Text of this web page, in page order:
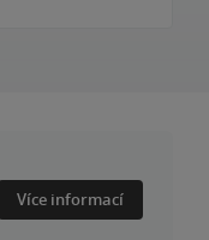
Více informací